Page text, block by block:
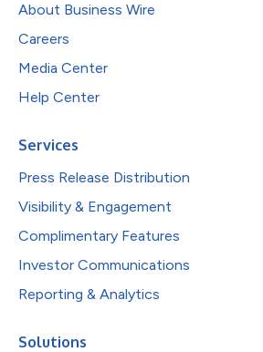
About Business Wire
Careers
Media Center
Help Center
Services
Press Release Distribution
Visibility & Engagement
Complimentary Features
Investor Communications
Reporting & Analytics
Solutions